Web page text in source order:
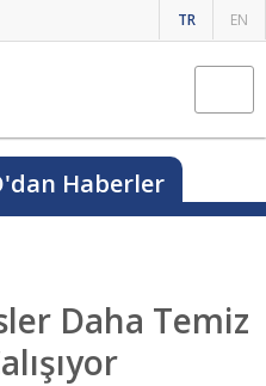
TR EN
Haberler
Daha Temiz